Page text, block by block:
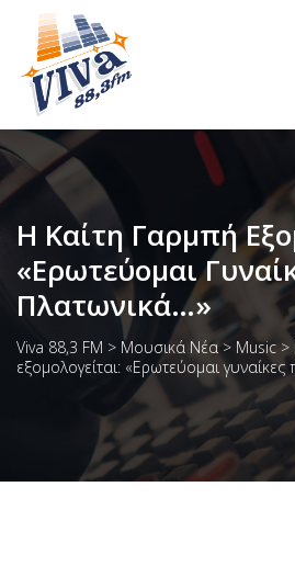
Η Καίτη Γαρμπή
«Ερωτεύομαι
Πλατωνικά…»
Viva 88,3 FM > Μουσικά Νέα > Music >
εξομολογείται: «Ερωτεύομαι γυναίκες